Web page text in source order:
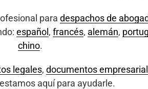
para despachos de
español , francés, alemán,
chino.
legales, documentos
aquí para ayudarle.